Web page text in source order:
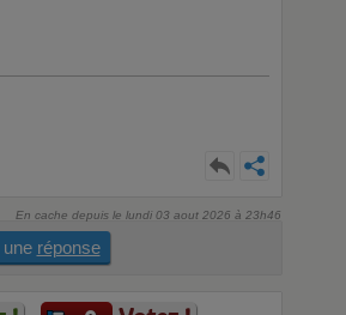
En cache depuis le lundi 03 aout 2026 à 23h46
réponse